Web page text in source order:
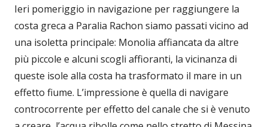
Ieri pomeriggio in navigazione per raggiungere la
costa greca a Paralia Rachon siamo passati vicino ad
una isoletta principale: Monolia affiancata da altre
più piccole e alcuni scogli affioranti, la vicinanza di
queste isole alla costa ha trasformato il mare in un
effetto fiume. L’impressione è quella di navigare
controcorrente per effetto del canale che si è venuto